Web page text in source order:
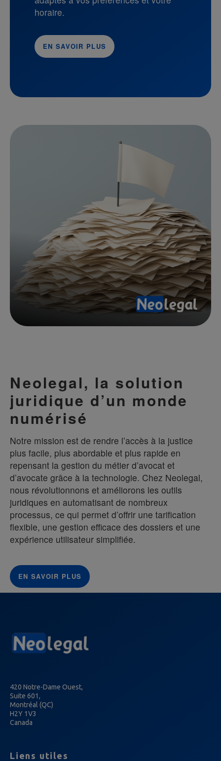
horaire.
EN SAVOIR PLUS
Neolegal, la solution
juridique d’un monde
numérisé
Notre mission est de rendre l’accès à la justice
plus facile, plus abordable et plus rapide en
repensant la gestion du métier d’avocat et
d’avocate grâce à la technologie. Chez Neolegal,
nous révolutionnons et améliorons les outils
juridiques en automatisant de nombreux
processus, ce qui permet d’offrir une tarification
flexible, une gestion efficace des dossiers et une
expérience utilisateur simplifiée.
EN SAVOIR PLUS
420 Notre-Dame Ouest,
Suite 601,
Montréal (QC)
H2Y 1V3
Canada
Liens utiles